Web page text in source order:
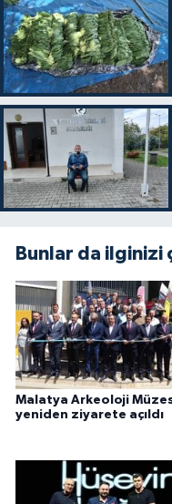
Bunlar da ilginizi
Malatya Arkeoloji
yeniden ziyarete açıldı